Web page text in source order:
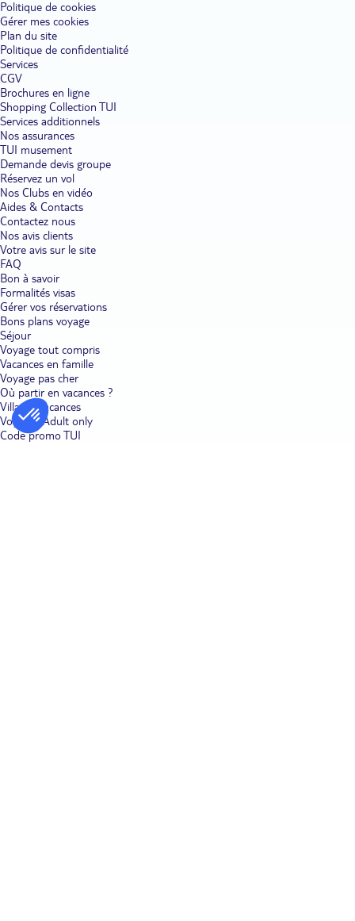
Politique de cookies
Gérer mes cookies
Plan du site
Politique de confidentialité
Services
CGV
Brochures en ligne
Shopping Collection TUI
Services additionnels
Nos assurances
TUI musement
Demande devis groupe
Réservez un vol
Nos Clubs en vidéo
Aides & Contacts
Contactez nous
Nos avis clients
Votre avis sur le site
FAQ
Bon à savoir
Formalités visas
Gérer vos réservations
Bons plans voyage
Séjour
Voyage tout compris
Vacances en famille
Voyage pas cher
Où partir en vacances ?
Villages vacances
Voyages Adult only
Code promo TUI